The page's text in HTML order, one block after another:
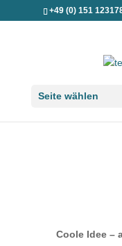
+49 (0) 151
Seite wählen
Coole Idee –